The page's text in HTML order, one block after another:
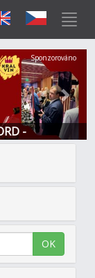
-
Další
Sponzorováno
OK